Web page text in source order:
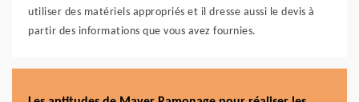
utiliser des matériels appropriés et il dresse aussi le devis à
partir des informations que vous avez fournies.